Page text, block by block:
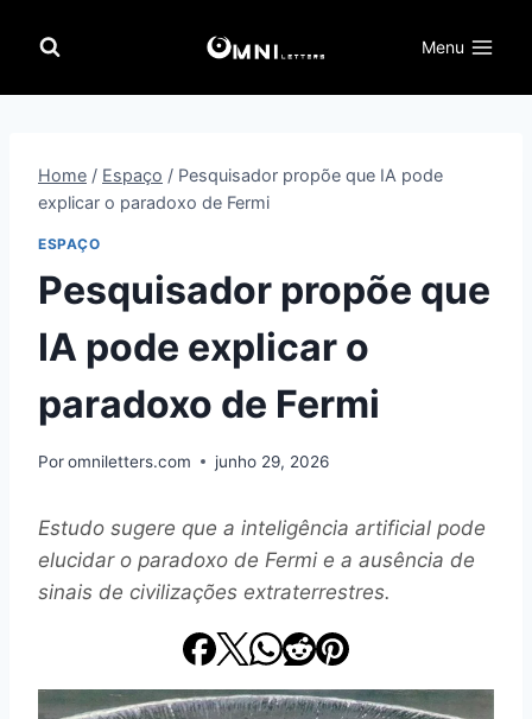
para
Menu
Home / Espaço / Pesquisador propõe que IA pode
explicar o paradoxo de Fermi
ESPAÇO
Pesquisador propõe que
IA pode explicar o
paradoxo de Fermi
Poromniletters.com junho 29, 2026
Estudo sugere que a inteligência artificial pode
elucidar o paradoxo de Fermi e a ausência de
sinais de civilizações extraterrestres.